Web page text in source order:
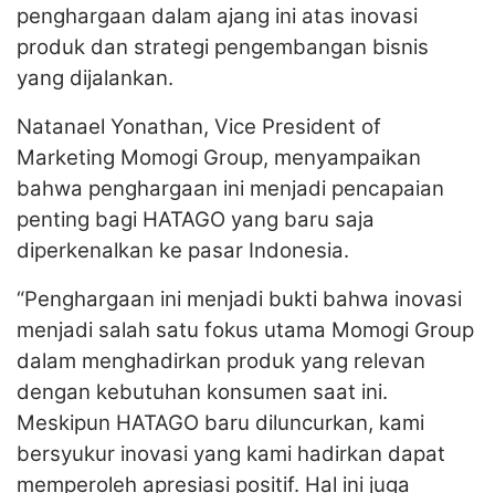
penghargaan dalam ajang ini atas inovasi
produk dan strategi pengembangan bisnis
yang dijalankan.
Natanael Yonathan, Vice President of
Marketing Momogi Group, menyampaikan
bahwa penghargaan ini menjadi pencapaian
penting bagi HATAGO yang baru saja
diperkenalkan ke pasar Indonesia.
“Penghargaan ini menjadi bukti bahwa inovasi
menjadi salah satu fokus utama Momogi Group
dalam menghadirkan produk yang relevan
dengan kebutuhan konsumen saat ini.
Meskipun HATAGO baru diluncurkan, kami
bersyukur inovasi yang kami hadirkan dapat
memperoleh apresiasi positif. Hal ini juga